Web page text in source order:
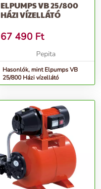
ELPUMPS VB 25/800
HÁZI VÍZELLÁTÓ
67 490 Ft
Pepita
Hasonlók, mint Elpumps VB
25/800 Házi vízellátó